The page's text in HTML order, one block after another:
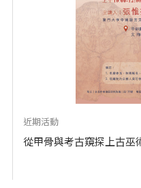
近期活動
從甲骨與考古窺探上古巫